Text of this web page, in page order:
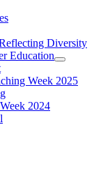
Diversity
Education
Week 2025
2024